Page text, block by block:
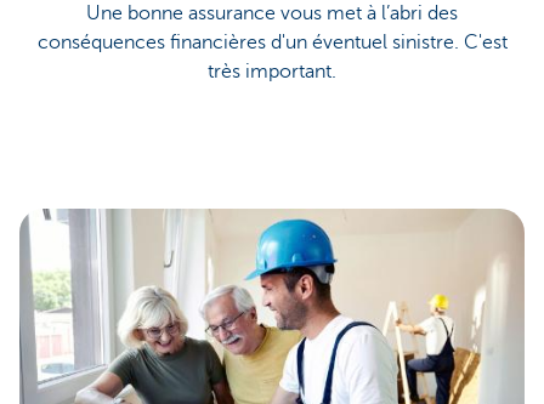
Une bonne assurance vous met à l’abri des
conséquences financières d'un éventuel sinistre. C'est
très important.